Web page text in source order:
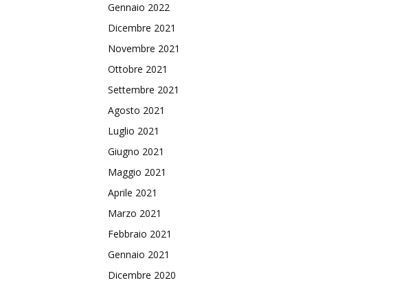
Gennaio 2022
Dicembre 2021
Novembre 2021
Ottobre 2021
Settembre 2021
Agosto 2021
Luglio 2021
Giugno 2021
Maggio 2021
Aprile 2021
Marzo 2021
Febbraio 2021
Gennaio 2021
Dicembre 2020